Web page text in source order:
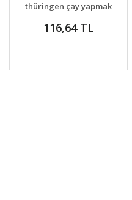
thüringen çay yapmak
multimentha
116,64 TL